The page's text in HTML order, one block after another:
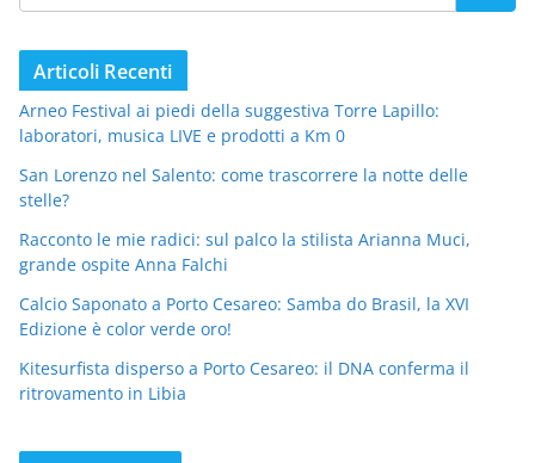
Articoli Recenti
Arneo Festival ai piedi della suggestiva Torre Lapillo:
laboratori, musica LIVE e prodotti a Km 0
San Lorenzo nel Salento: come trascorrere la notte delle
stelle?
Racconto le mie radici: sul palco la stilista Arianna Muci,
grande ospite Anna Falchi
Calcio Saponato a Porto Cesareo: Samba do Brasil, la XVI
Edizione è color verde oro!
Kitesurfista disperso a Porto Cesareo: il DNA conferma il
ritrovamento in Libia